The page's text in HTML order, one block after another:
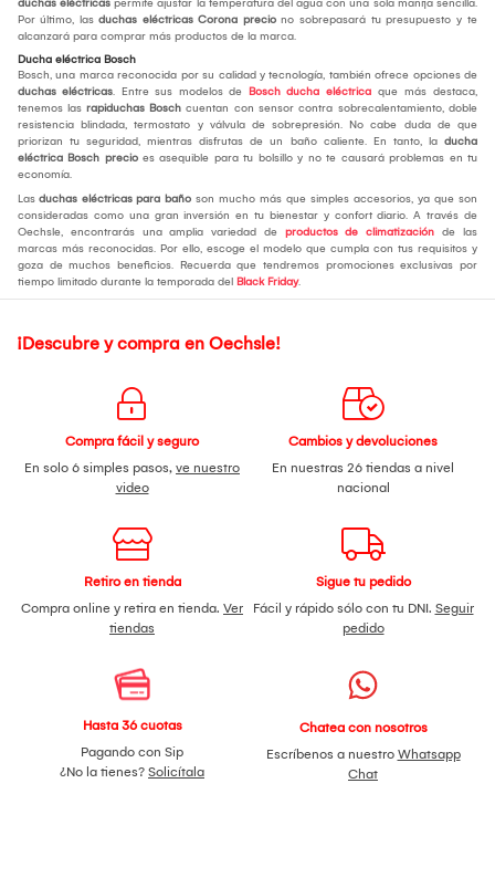
duchas eléctricas permite ajustar la temperatura del agua con una sola manija sencilla.
Por último, las duchas eléctricas Corona precio no sobrepasará tu presupuesto y te
alcanzará para comprar más productos de la marca.
Ducha eléctrica Bosch
Bosch, una marca reconocida por su calidad y tecnología, también ofrece opciones de
duchas eléctricas. Entre sus modelos de Bosch ducha eléctrica que más destaca,
tenemos las rapiduchas Bosch cuentan con sensor contra sobrecalentamiento, doble
resistencia blindada, termostato y válvula de sobrepresión. No cabe duda de que
priorizan tu seguridad, mientras disfrutas de un baño caliente. En tanto, la ducha
eléctrica Bosch precio es asequible para tu bolsillo y no te causará problemas en tu
economía.
Las duchas eléctricas para baño son mucho más que simples accesorios, ya que son
consideradas como una gran inversión en tu bienestar y confort diario. A través de
Oechsle, encontrarás una amplia variedad de productos de climatización de las
marcas más reconocidas. Por ello, escoge el modelo que cumpla con tus requisitos y
goza de muchos beneficios. Recuerda que tendremos promociones exclusivas por
tiempo limitado durante la temporada del Black Friday.
¡Descubre y compra en Oechsle!
Compra fácil y seguro
En solo 6 simples pasos, ve nuestro
video
Cambios y devoluciones
En nuestras 26 tiendas a nivel
nacional
Retiro en tienda
Compra online y retira en tienda. Ver
tiendas
Sigue tu pedido
Fácil y rápido sólo con tu DNI. Seguir
pedido
Hasta 36 cuotas
Pagando con Sip
¿No la tienes? Solicítala
Chatea con nosotros
Escríbenos a nuestro Whatsapp
Chat